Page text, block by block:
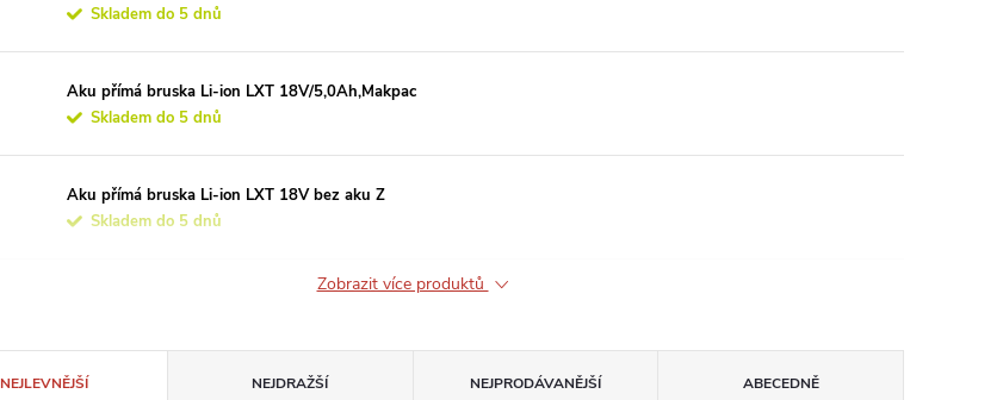
Skladem do 5 dnů
Aku přímá bruska Li-ion LXT 18V/5,0Ah,Makpac
Skladem do 5 dnů
Aku přímá bruska Li-ion LXT 18V bez aku Z
Skladem do 5 dnů
Zobrazit více produktů
NEJLEVNĚJŠÍ NEJDRAŽŠÍ NEJPRODÁVANĚJŠÍ ABECEDNĚ